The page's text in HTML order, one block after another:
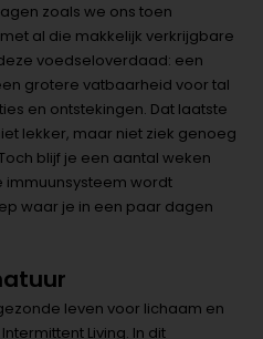
zoals we ons toen
al die makkelijk verkrijgbare
voedseloverdaad: een
grotere vatbaarheid voor tal
en ontstekingen. Dat laatste
lekker, maar niet ziek genoeg
blijf je een aantal weken
immuunsysteem wordt
waar je in een paar dagen
leven voor lichaam en
Living. In dit